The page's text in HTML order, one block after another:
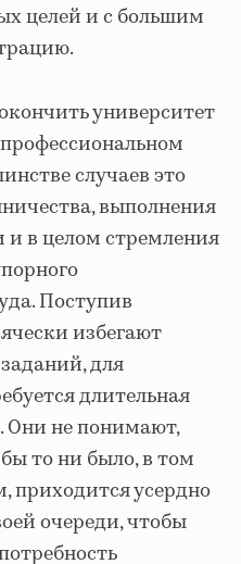
целей и с большим
университет
случаев это
выполнения
в целом стремления
Поступив
избегают
для
длительная
Они не понимают,
то ни было, в том
приходится усердно
очереди, чтобы